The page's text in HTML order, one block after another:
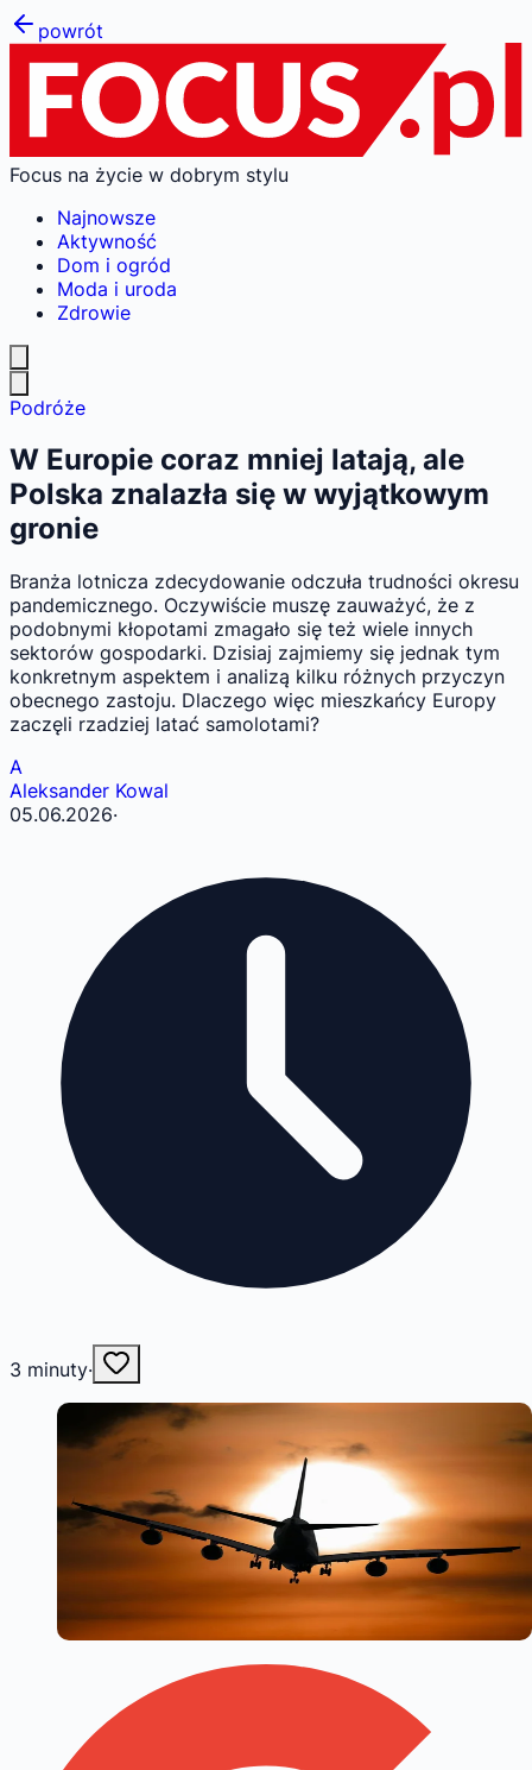
powrót
Focus na życie w dobrym stylu
Najnowsze
Aktywność
Dom i ogród
Moda i uroda
Zdrowie
Podróże
W Europie coraz mniej latają, ale
Polska znalazła się w wyjątkowym
gronie
Branża lotnicza zdecydowanie odczuła trudności okresu
pandemicznego. Oczywiście muszę zauważyć, że z
podobnymi kłopotami zmagało się też wiele innych
sektorów gospodarki. Dzisiaj zajmiemy się jednak tym
konkretnym aspektem i analizą kilku różnych przyczyn
obecnego zastoju. Dlaczego więc mieszkańcy Europy
zaczęli rzadziej latać samolotami?
A
Aleksander Kowal
05.06.2026·
3 minuty·